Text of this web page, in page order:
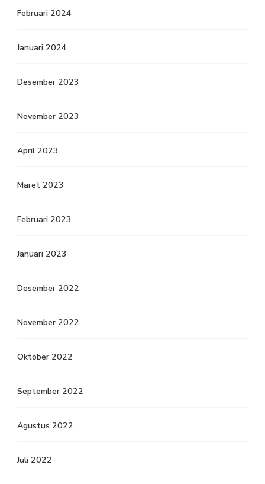
Februari 2024
Januari 2024
Desember 2023
November 2023
April 2023
Maret 2023
Februari 2023
Januari 2023
Desember 2022
November 2022
Oktober 2022
September 2022
Agustus 2022
Juli 2022